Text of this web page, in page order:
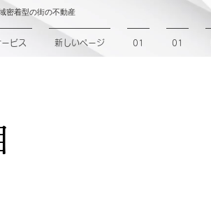
密着型の街の不動産
ビス 新しいページ 01 01